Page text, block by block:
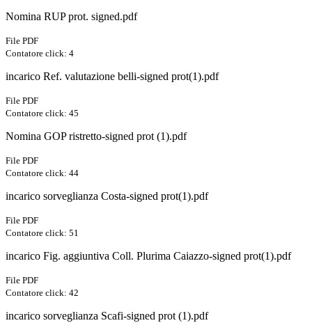
Nomina RUP prot. signed.pdf
File PDF
Contatore click: 4
incarico Ref. valutazione belli-signed prot(1).pdf
File PDF
Contatore click: 45
Nomina GOP ristretto-signed prot (1).pdf
File PDF
Contatore click: 44
incarico sorveglianza Costa-signed prot(1).pdf
File PDF
Contatore click: 51
incarico Fig. aggiuntiva Coll. Plurima Caiazzo-signed prot(1).pdf
File PDF
Contatore click: 42
incarico sorveglianza Scafi-signed prot (1).pdf